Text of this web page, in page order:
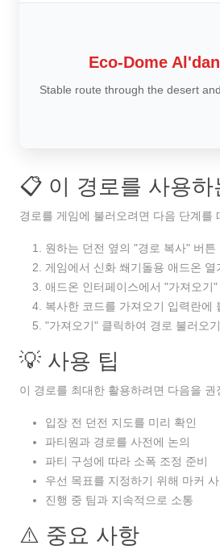
Eco-Dome
Stable route through the desert
📋 이 경로를 사용하
경로를 게임에 불러오려면 다음 단계를
원하는 던전 옆의 "경로 복사" 버튼
게임에서 신화 쐐기돌용 애드온 열
애드온 인터페이스에서 "가져오기"
복사한 코드를 가져오기 입력란에
"가져오기" 클릭하여 경로 불러오기
💡 사용 팁
이 경로를 최대한 활용하려면 다음을 권
입장 전 던전 지도를 미리 확인
파티원과 경로를 사전에 논의
파티 구성에 따라 소폭 조정 준비
우선 목표를 지정하기 위해 마커
진행 중 팀과 지속적으로 소통
⚠️ 중요 사항